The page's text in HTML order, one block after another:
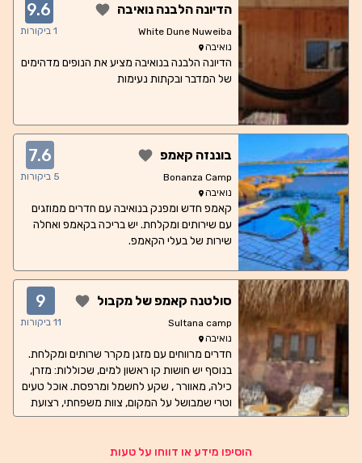
הדיונה הלבנה נואיבה
White Dune Nuweiba
נואיבה
9.6
1 ביקורות
הדיונה הלבנה בנואיבה מציע את הנופים מדהימים
של המדבר ובקתות נעימות
בוננזה קאמפ
Bonanza Camp
נואיבה
7.6
5 ביקורות
קאמפ חדש ומפנק בנואיבה עם חדרים ממוזגים
עם שירותים ומקלחת. יש בריכה בקאמפ ואחלה
שירות של בעלי הקאמפ.
סולטנה קאמפ של מקבול
Sultana camp
נואיבה
9
11 ביקורות
חדרים מרווחים עם מזגן מקרר שרותים ומקלחת.
בנוסף יש חושות קו ראשון למים, שכוללות: מזרן,
כילה, מאוורר , שקע לחשמל ומרפסת. אוכל טעים
וטרי שמבושל על המקום, צוות משפחתי, רצועת
חוף חולית וכניסה למים נוחה לשינרקול.
הוסיפו מידע או דווחו על טעות